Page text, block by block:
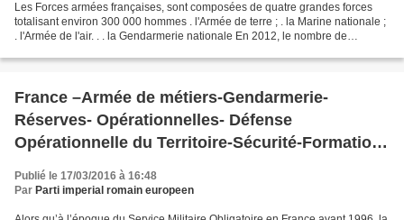
Les Forces armées françaises, sont composées de quatre grandes forces
totalisant environ 300 000 hommes . l'Armée de terre ; . la Marine nationale ;
. l'Armée de l'air. . . la Gendarmerie nationale En 2012, le nombre de
France –Armée de métiers-Gendarmerie-
Réserves- Opérationnelles- Défense
Opérationnelle du Territoire-Sécurité-Formation-
Service militaire obligatoire-
Publié le 17/03/2016 à 16:48
Par Parti imperial romain europeen